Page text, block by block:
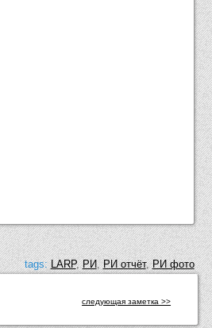
tags: LARP,РИ,РИ отчёт,РИ фото
следующая заметка >>